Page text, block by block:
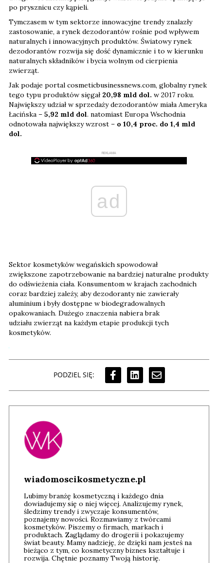
po prysznicu czy kąpieli.
Tymczasem w tym sektorze innowacyjne trendy znalazły
zastosowanie, a rynek dezodorantów rośnie pod wpływem
naturalnych i innowacyjnych produktów. Światowy rynek
dezodorantów rozwija się dość dynamicznie i to w kierunku
naturalnych składników i bycia wolnym od cierpienia
zwierząt.
Jak podaje portal cosmeticbusinessnews.com, globalny rynek
tego typu produktów sięgał 20,98 mld dol. w 2017 roku.
Największy udział w sprzedaży dezodorantów miała Ameryka
Łacińska – 5,92 mld dol. natomiast Europa Wschodnia
odnotowała największy wzrost – o 10,4 proc. do 1,4 mld
dol.
REKLAMA
ad
Sektor kosmetyków wegańskich spowodował
zwiększone zapotrzebowanie na bardziej naturalne produkty
do odświeżenia ciała. Konsumentom w krajach zachodnich
coraz bardziej zależy, aby dezodoranty nie zawierały
aluminium i były dostępne w biodegradowalnych
opakowaniach. Dużego znaczenia nabiera brak
udziału zwierząt na każdym etapie produkcji tych
kosmetyków.
PODZIEL SIĘ:
wiadomoscikosmetyczne.pl
Lubimy branżę kosmetyczną i każdego dnia
dowiadujemy się o niej więcej. Analizujemy rynek,
śledzimy trendy i zwyczaje konsumentów,
poznajemy nowości. Rozmawiamy z twórcami
kosmetyków. Piszemy o firmach, markach i
produktach. Zaglądamy do drogerii i pokazujemy
świat beauty. Mamy nadzieję, że dzięki nam jesteś na
bieżąco z tym, co kosmetyczny biznes kształtuje i
rozwija. Chętnie poznamy Twoją historię.